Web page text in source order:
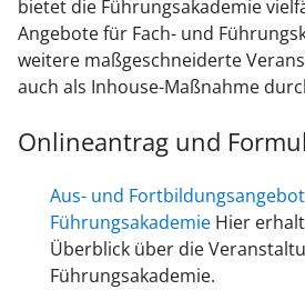
bietet die Führungsakademie
Angebote für Fach- und
weitere maßgeschneiderte
auch als Inhouse-Maßnahme
Onlineantrag und
Aus- und
Führungsakademie Hier
Überblick über die
Führungsakademie.